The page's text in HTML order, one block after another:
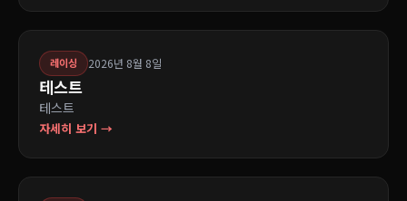
레이싱 2026년 8월 8일
테스트
테스트
자세히 보기 →